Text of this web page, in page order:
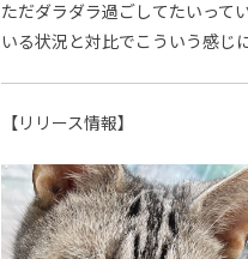
ただダラダラ過ごしてたいって
いる状況と対比でこういう感じ
【リリース情報】